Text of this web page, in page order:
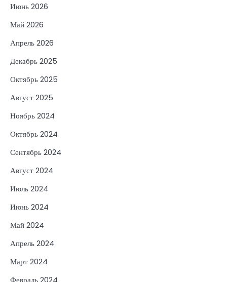
Июнь 2026
Май 2026
Апрель 2026
Декабрь 2025
Октябрь 2025
Август 2025
Ноябрь 2024
Октябрь 2024
Сентябрь 2024
Август 2024
Июль 2024
Июнь 2024
Май 2024
Апрель 2024
Март 2024